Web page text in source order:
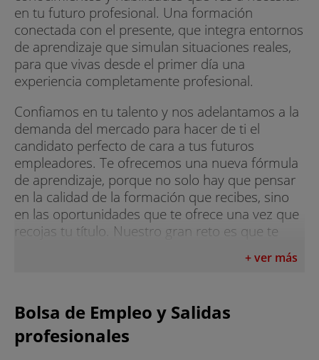
en tu futuro profesional. Una formación
conectada con el presente, que integra entornos
de aprendizaje que simulan situaciones reales,
para que vivas desde el primer día una
experiencia completamente profesional.
Confiamos en tu talento y nos adelantamos a la
demanda del mercado para hacer de ti el
candidato perfecto de cara a tus futuros
empleadores. Te ofrecemos una nueva fórmula
de aprendizaje, porque no solo hay que pensar
en la calidad de la formación que recibes, sino
en las oportunidades que te ofrece una vez que
recojas tu título. Nuestro gran reto es que te
formación realmente innovadora, disponible en
¿Qué habilidades y conocimientos adquiriré
en la FP de Desarrollo de Aplicaciones Web
+ ver más
Bolsa de Empleo y Salidas
profesionales